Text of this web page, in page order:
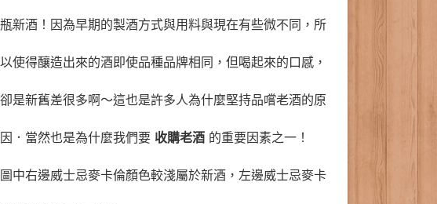
瓶新酒！因為早期的製酒方式與用料與現在有些微不同，所
以使得釀造出來的酒即使品種品牌相同，但喝起來的口感，
卻是新舊差很多啊～這也是許多人為什麼堅持品嚐老酒的原
因．當然也是為什麼我們要 收購老酒 的重要因素之一！
圖中右邊威士忌麥卡倫顏色較淺屬於新酒，左邊威士忌麥卡